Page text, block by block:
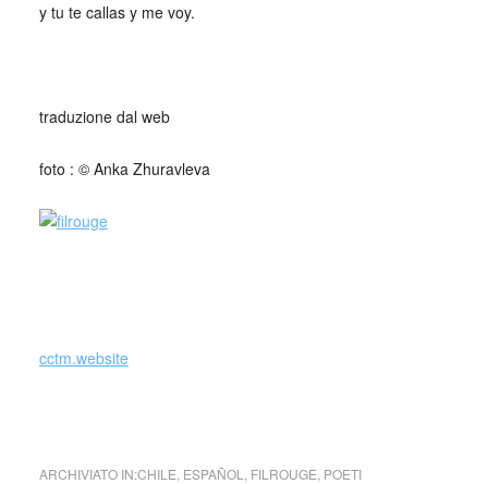
y tu te callas y me voy.
traduzione dal web
foto : © Anka Zhuravleva
cctm.website
ARCHIVIATO IN:CHILE ESPAÑOL FILROUGE POETI